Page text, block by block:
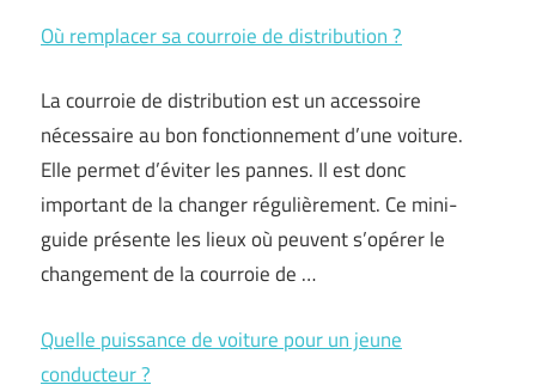
Où remplacer sa courroie de distribution ?
La courroie de distribution est un accessoire
nécessaire au bon fonctionnement d’une voiture.
Elle permet d’éviter les pannes. Il est donc
important de la changer régulièrement. Ce mini-
guide présente les lieux où peuvent s’opérer le
changement de la courroie de …
Quelle puissance de voiture pour un jeune
conducteur ?